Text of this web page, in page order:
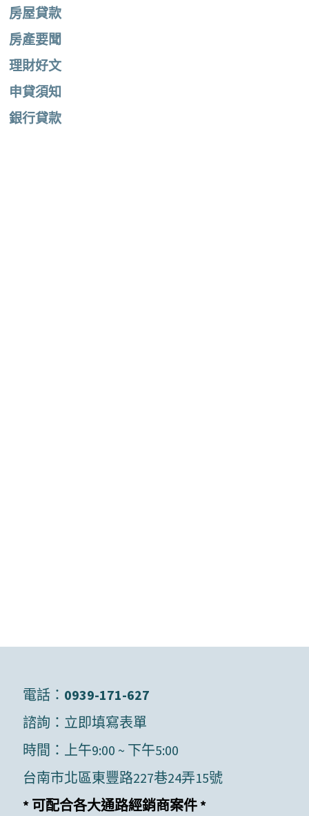
房屋貸款
房產要聞
理財好文
申貸須知
銀行貸款
電話： 0939-171-627
諮詢： 立即填寫表單
時間：上午9:00 ~ 下午5:00
台南市北區東豐路227巷24弄15號
* 可配合各大通路經銷商案件 *